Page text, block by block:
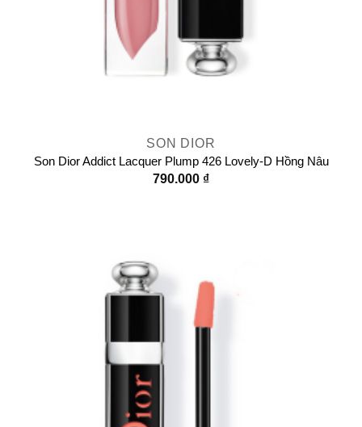
SON DIOR
Son Dior Addict Lacquer Plump 426 Lovely-D Hồng Nâu
790.000 ₫